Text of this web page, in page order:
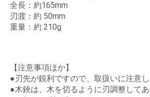
全長：約165mm
刃渡：約 50mm
重量：約 210g
【注意事項ほか】
●刃先が鋭利ですので、取扱いに注意し
●木鋏は、木を切るように刃調整して